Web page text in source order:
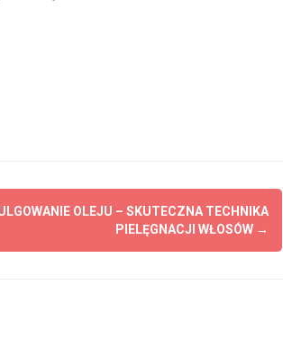
OLEJU – SKUTECZNA TECHNIKA
PIELĘGNACJI WŁOSÓW →